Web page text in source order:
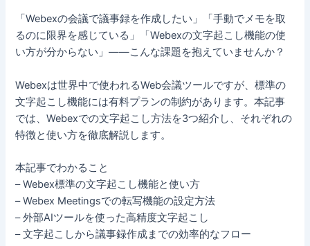
「Webexの会議で議事録を作成したい」「手動でメモを取
るのに限界を感じている」「Webexの文字起こし機能の使
い方が分からない」——こんな課題を抱えていませんか？
Webexは世界中で使われるWeb会議ツールですが、標準の
文字起こし機能には有料プランの制約があります。本記事
では、Webexでの文字起こし方法を3つ紹介し、それぞれの
特徴と使い方を徹底解説します。
本記事でわかること
– Webex標準の文字起こし機能と使い方
– Webex Meetingsでの転写機能の設定方法
– 外部AIツールを使った高精度文字起こし
– 文字起こしから議事録作成までの効率的なフロー